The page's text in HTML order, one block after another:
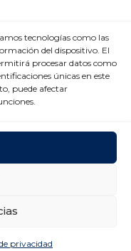
tecnologías como las
del dispositivo. El
procesar datos como
únicas en este
puede afectar
privacidad